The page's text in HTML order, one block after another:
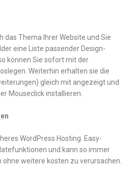
das Thema Ihrer Website und Sie
eine Liste passender Design-
können Sie sofort mit der
Weiterhin erhalten sie die
gleich mit angezeigt und
Mouseclick installieren.
WordPress Hosting. Easy-
und kann so immer
weitere kosten zu verursachen.